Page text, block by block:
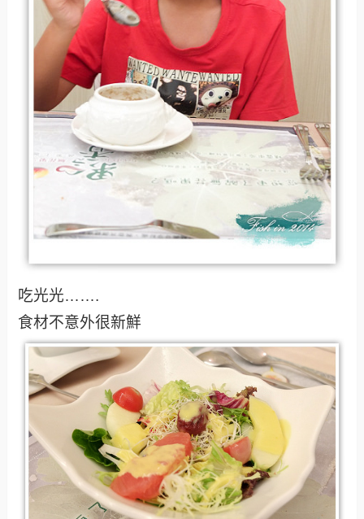
吃光光…….
食材不意外很新鮮